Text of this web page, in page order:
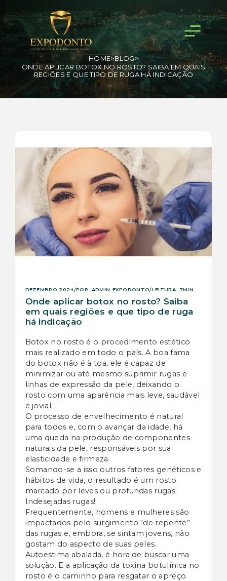
HOME>BLOG>
ONDE APLICAR BOTOX NO ROSTO? SAIBA EM QUAIS
REGIÕES E QUE TIPO DE RUGA HÁ INDICAÇÃO
DEZEMBRO 2024/POR: ADMIN-EXPODONTO/LEITURA: 7MIN
Onde aplicar botox no rosto? Saiba
em quais regiões e que tipo de ruga
há indicação
Botox no rosto é o procedimento estético
mais realizado em todo o país. A boa fama
do botox não é à toa, ele é capaz de
minimizar ou até mesmo suprimir rugas e
linhas de expressão da pele, deixando o
rosto com uma aparência mais leve, saudável
e jovial.
O processo de envelhecimento é natural
para todos e, com o avançar da idade, há
uma queda na produção de componentes
naturais da pele, responsáveis por sua
elasticidade e firmeza.
Somando-se a isso outros fatores genéticos e
hábitos de vida, o resultado é um rosto
marcado por leves ou profundas rugas.
Indesejadas rugas!
Frequentemente, homens e mulheres são
impactados pelo surgimento “de repente”
das rugas e, embora, se sintam jovens, não
gostam do aspecto de suas peles.
Autoestima abalada, é hora de buscar uma
solução. E a aplicação da toxina botulínica no
rosto é o caminho para resgatar o apreço